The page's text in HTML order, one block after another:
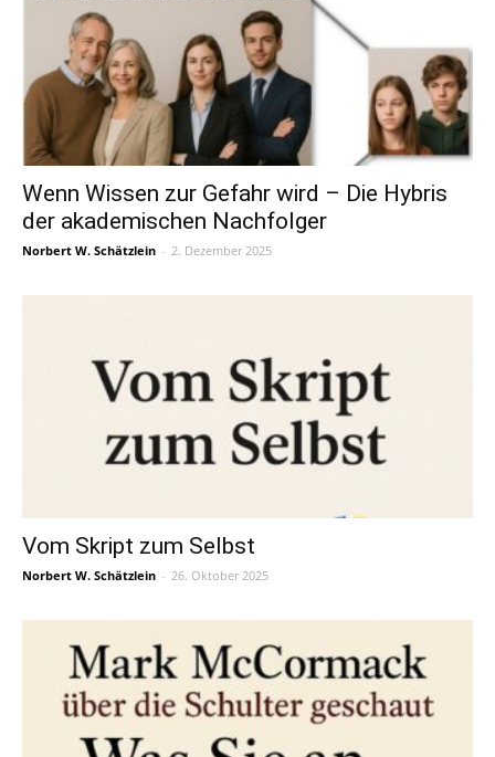
Wenn Wissen zur Gefahr wird – Die Hybris
der akademischen Nachfolger
Norbert W. Schätzlein - 2. Dezember 2025
Vom Skript zum Selbst
Norbert W. Schätzlein - 26. Oktober 2025